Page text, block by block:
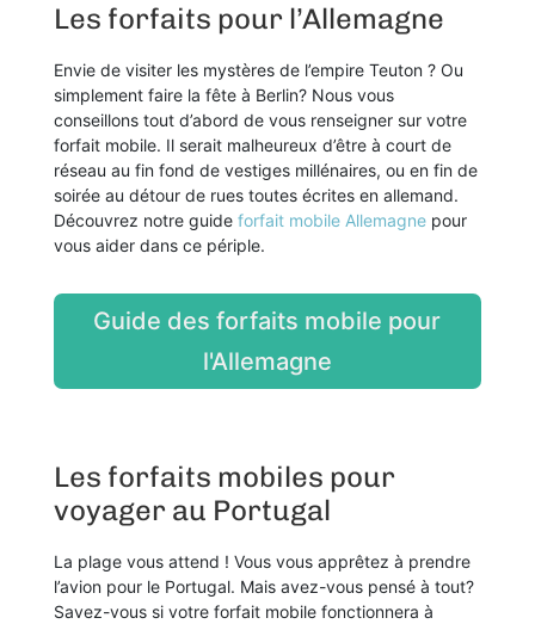
Les forfaits pour l’Allemagne
Envie de visiter les mystères de l’empire Teuton ? Ou
simplement faire la fête à Berlin? Nous vous
conseillons tout d’abord de vous renseigner sur votre
forfait mobile. Il serait malheureux d’être à court de
réseau au fin fond de vestiges millénaires, ou en fin de
soirée au détour de rues toutes écrites en allemand.
Découvrez notre guideforfait mobile Allemagnepour
vous aider dans ce périple.
Guide des forfaits mobile pour
l'Allemagne
Les forfaits mobiles pour
voyager au Portugal
La plage vous attend ! Vous vous apprêtez à prendre
l’avion pour le Portugal. Mais avez-vous pensé à tout?
Savez-vous si votre forfait mobile fonctionnera à